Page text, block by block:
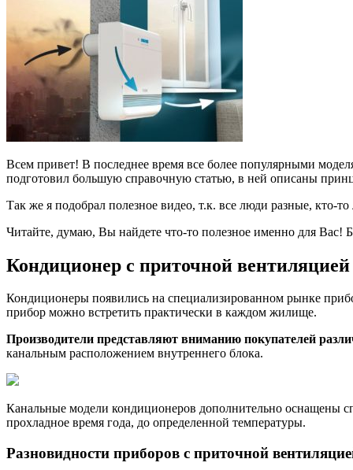
Всем привет! В последнее время все более популярными
подготовил большую справочную статью, в ней описаны
Так же я подобрал полезное видео, т.к. все люди разные, кто-
Читайте, думаю, Вы найдете что-то полезное именно для Вас!
Кондиционер с приточной вентиляцией
Кондиционеры появились на специализированном рынке
прибор можно встретить практически в каждом жилище.
Производители представляют вниманию покупателей
канальным расположением внутреннего блока.
Канальные модели кондиционеров дополнительно оснащены
прохладное время года, до определенной температуры.
Разновидности приборов с приточной